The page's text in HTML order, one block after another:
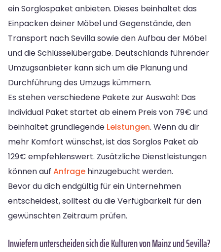
ein Sorglospaket anbieten. Dieses beinhaltet das
Einpacken deiner Möbel und Gegenstände, den
Transport nach Sevilla sowie den Aufbau der Möbel
und die Schlüsselübergabe. Deutschlands führender
Umzugsanbieter kann sich um die Planung und
Durchführung des Umzugs kümmern.
Es stehen verschiedene Pakete zur Auswahl: Das
Individual Paket startet ab einem Preis von 79€ und
beinhaltet grundlegende Leistungen. Wenn du dir
mehr Komfort wünschst, ist das Sorglos Paket ab
129€ empfehlenswert. Zusätzliche Dienstleistungen
können auf Anfrage hinzugebucht werden.
Bevor du dich endgültig für ein Unternehmen
entscheidest, solltest du die Verfügbarkeit für den
gewünschten Zeitraum prüfen.
Inwiefern unterscheiden sich die Kulturen von Mainz und Sevilla?